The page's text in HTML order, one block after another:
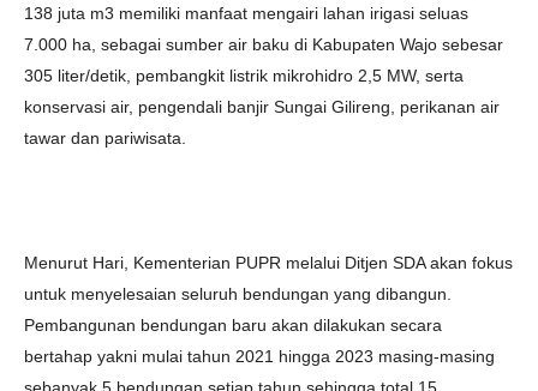
138 juta m3 memiliki manfaat mengairi lahan irigasi seluas
7.000 ha, sebagai sumber air baku di Kabupaten Wajo sebesar
305 liter/detik, pembangkit listrik mikrohidro 2,5 MW, serta
konservasi air, pengendali banjir Sungai Gilireng, perikanan air
tawar dan pariwisata.
Menurut Hari, Kementerian PUPR melalui Ditjen SDA akan fokus
untuk menyelesaian seluruh bendungan yang dibangun.
Pembangunan bendungan baru akan dilakukan secara
bertahap yakni mulai tahun 2021 hingga 2023 masing-masing